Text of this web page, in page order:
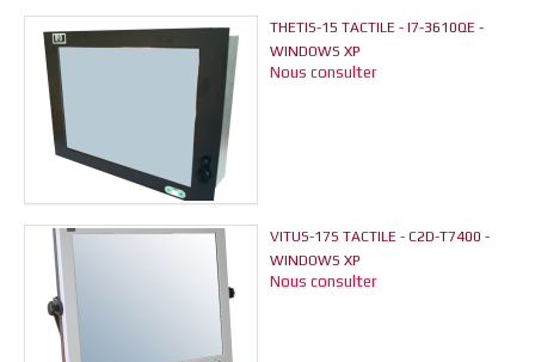
THETIS-15 TACTILE - I7-3610QE -
WINDOWS XP
Nous consulter
VITUS-17S TACTILE - C2D-T7400 -
WINDOWS XP
Nous consulter